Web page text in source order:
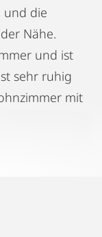
und die
Nähe.
und ist
sehr ruhig
mit
Jahre
auf
ist, dass Sie